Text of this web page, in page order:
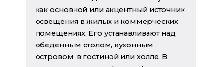
как основной или акцентный источник
освещения в жилых и коммерческих
помещениях. Его устанавливают над
обеденным столом, кухонным
островом, в гостиной или холле. В